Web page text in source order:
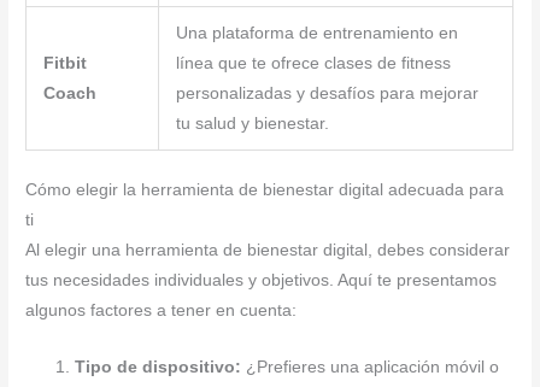
Fitbit
Coach
Una plataforma de entrenamiento en
línea que te ofrece clases de fitness
personalizadas y desafíos para mejorar
tu salud y bienestar.
Cómo elegir la herramienta de bienestar digital adecuada para
ti
Al elegir una herramienta de bienestar digital, debes considerar
tus necesidades individuales y objetivos. Aquí te presentamos
algunos factores a tener en cuenta:
Tipo de dispositivo: ¿Prefieres una aplicación móvil o